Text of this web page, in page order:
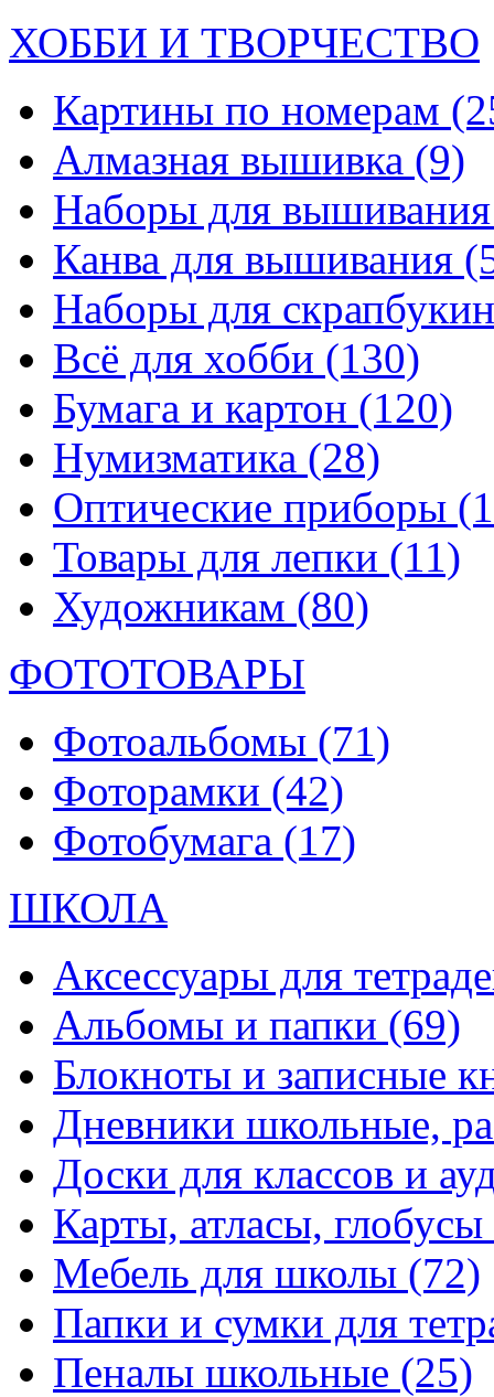
ХОББИ И ТВОРЧЕСТВО
Картины по номерам
Алмазная вышивка (9)
Наборы для
Канва для вышивания
Наборы для
Всё для хобби (130)
Бумага и картон (120)
Нумизматика (28)
Оптические приборы
Товары для лепки (11)
Художникам (80)
ФОТОТОВАРЫ
Фотоальбомы (71)
Фоторамки (42)
Фотобумага (17)
ШКОЛА
Аксессуары для
Альбомы и папки (69)
Блокноты и записные
Дневники школьные,
Доски для классов и
Карты, атласы, глобусы
Мебель для школы (72)
Папки и сумки для
Пеналы школьные (25)